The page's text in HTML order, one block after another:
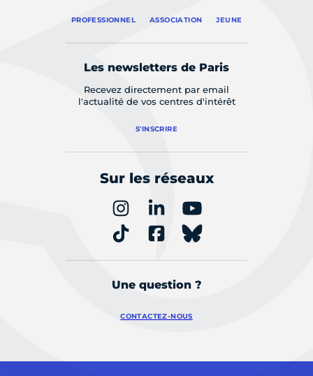
PROFESSIONNEL ASSOCIATION JEUNE
Les newsletters de Paris
Recevez directement par email
l'actualité de vos centres d'intérêt
S'INSCRIRE
Sur les réseaux
Une question ?
CONTACTEZ-NOUS